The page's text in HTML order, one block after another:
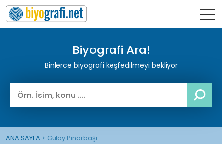
Biyografi Ara!
Binlerce biyografi keşfedilmeyi bekliyor
ANA SAYFA Gülay Pınarbaşı